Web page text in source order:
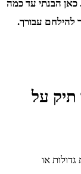
כאן הבנתי עד כמה
להילחם עבורך.
תיק על
או